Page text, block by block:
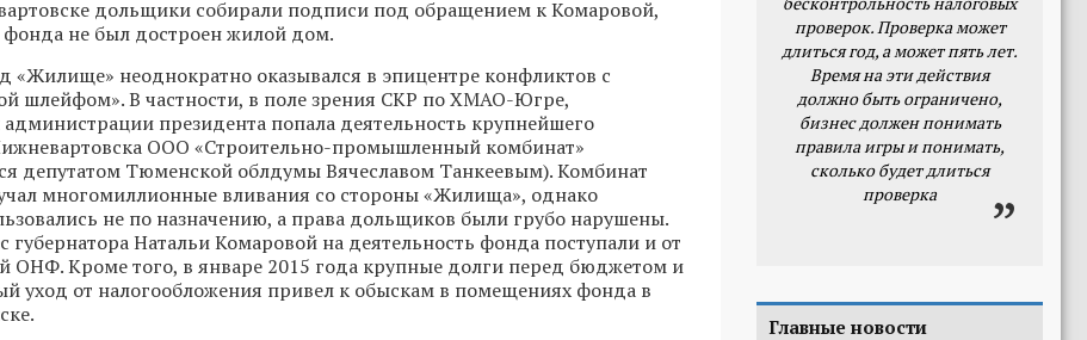
дольщики собирали подписи под обращением к Комаровой,
фонда не был достроен жилой дом.
«Жилище» неоднократно оказывался в эпицентре конфликтов с
шлейфом». В частности, в поле зрения СКР по ХМАО-Югре,
президента попала деятельность крупнейшего
ООО «Строительно-промышленный комбинат»
депутатом Тюменской облдумы Вячеславом Танкеевым). Комбинат
многомиллионные вливания со стороны «Жилища», однако
не по назначению, а права дольщиков были грубо нарушены.
губернатора Натальи Комаровой на деятельность фонда поступали и от
ОНФ. Кроме того, в январе 2015 года крупные долги перед бюджетом и
уход от налогообложения привел к обыскам в помещениях фонда в
проверок. Проверка может
длиться год, а может пять лет.
Время на эти действия
должно быть ограничено,
бизнес должен понимать
правила игры и понимать,
сколько будет длиться
проверка
Главные новости